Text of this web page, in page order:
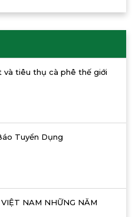
và tiêu thụ cà phê thế giới
Tuyển Dụng
NAM NHỮNG NĂM